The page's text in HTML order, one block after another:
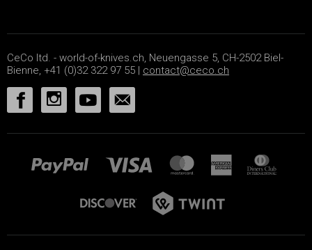
CeCo ltd. - world-of-knives.ch, Neuengasse 5, CH-2502 Biel-
Bienne, +41 (0)32 322 97 55 | contact@ceco.ch